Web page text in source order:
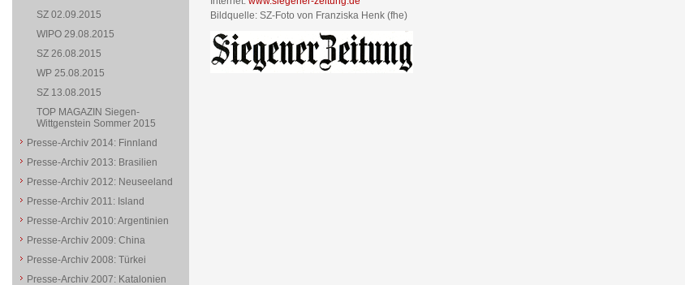
Bildquelle: SZ-Foto von Franziska Henk (fhe)
SZ 02.09.2015
WIPO 29.08.2015
SZ 26.08.2015
WP 25.08.2015
SZ 13.08.2015
TOP MAGAZIN Siegen-
Wittgenstein Sommer 2015
Presse-Archiv 2014: Finnland
Presse-Archiv 2013: Brasilien
Presse-Archiv 2012: Neuseeland
Presse-Archiv 2011: Island
Presse-Archiv 2010: Argentinien
Presse-Archiv 2009: China
Presse-Archiv 2008: Türkei
Presse-Archiv 2007: Katalonien